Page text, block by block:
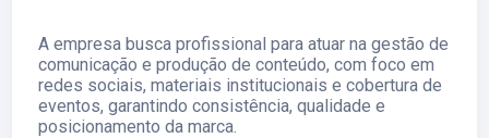
A empresa busca profissional para atuar na gestão de
comunicação e produção de conteúdo, com foco em
redes sociais, materiais institucionais e cobertura de
eventos, garantindo consistência, qualidade e
posicionamento da marca.